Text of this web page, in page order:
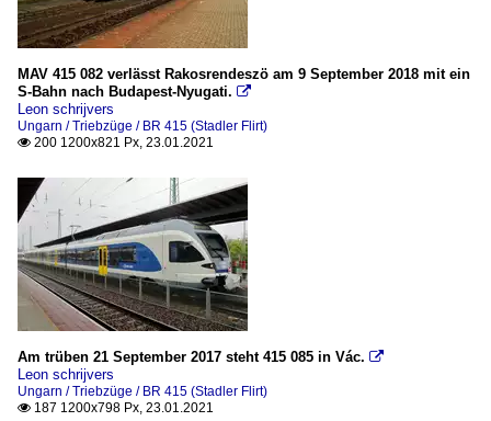
MAV 415 082 verlässt Rakosrendeszö am 9 September 2018 mit ein
S-Bahn nach Budapest-Nyugati. 
Leon schrijvers
Ungarn / Triebzüge / BR 415 (Stadler Flirt)
 200 1200x821 Px, 23.01.2021
Am trüben 21 September 2017 steht 415 085 in Vác. 
Leon schrijvers
Ungarn / Triebzüge / BR 415 (Stadler Flirt)
 187 1200x798 Px, 23.01.2021